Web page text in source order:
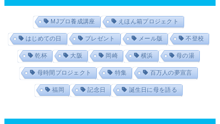
MJプロ養成講座 えほん箱プロジェクト
はじめての日 プレゼント メール版 不登校
乾杯 大阪 岡崎 横浜 母の湯
母時間プロジェクト 特集 百万人の夢宣言
福岡 記念日 誕生日に母を語る